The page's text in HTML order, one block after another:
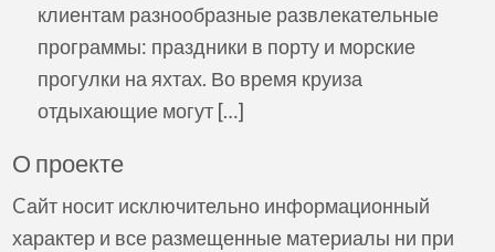
клиентам разнообразные развлекательные
программы: праздники в порту и морские
прогулки на яхтах. Во время круиза
отдыхающие могут […]
О проекте
Cайт носит исключительно информационный
характер и все размещенные материалы ни при